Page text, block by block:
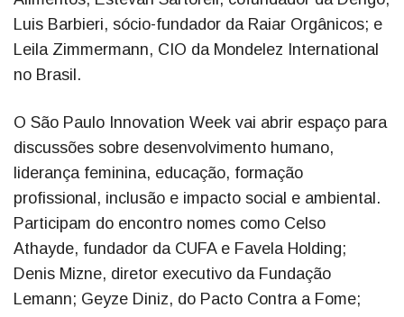
Luis Barbieri, sócio-fundador da Raiar Orgânicos; e
Leila Zimmermann, CIO da Mondelez International
no Brasil.
O São Paulo Innovation Week vai abrir espaço para
discussões sobre desenvolvimento humano,
liderança feminina, educação, formação
profissional, inclusão e impacto social e ambiental.
Participam do encontro nomes como Celso
Athayde, fundador da CUFA e Favela Holding;
Denis Mizne, diretor executivo da Fundação
Lemann; Geyze Diniz, do Pacto Contra a Fome;